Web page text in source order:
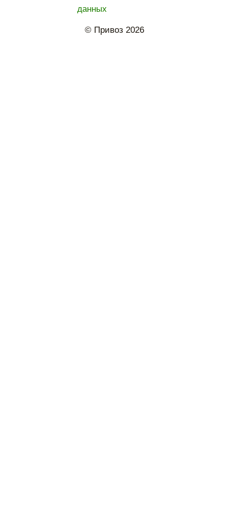
данных
© Привоз 2026